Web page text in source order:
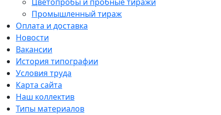
Цветопробы и пробные тиражи
Промышленный тираж
Оплата и доставка
Новости
Вакансии
История типографии
Условия труда
Карта сайта
Наш коллектив
Типы материалов